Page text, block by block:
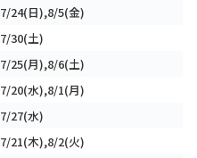
7/24(日),8/5(金)
7/30(土)
7/25(月),8/6(土)
7/20(水),8/1(月)
7/27(水)
7/21(木),8/2(火)